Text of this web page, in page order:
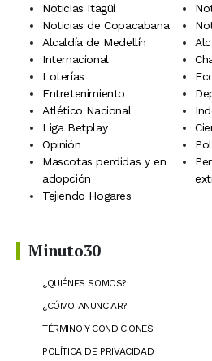
Noticias Itagüí
Noticias de Copacabana
Alcaldía de Medellín
Internacional
Loterías
Entretenimiento
Atlético Nacional
Liga Betplay
Opinión
Mascotas perdidas y en
adopción
Tejiendo Hogares
Minuto30
¿QUIÉNES SOMOS?
¿CÓMO ANUNCIAR?
TÉRMINO Y CONDICIONES
POLÍTICA DE PRIVACIDAD